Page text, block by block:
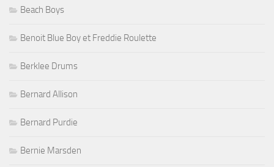
Beach Boys
Benoit Blue Boy et Freddie Roulette
Berklee Drums
Bernard Allison
Bernard Purdie
Bernie Marsden